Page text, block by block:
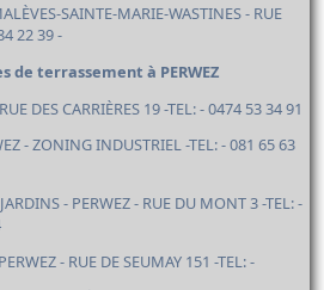
SAINTE-MARIE-WASTINES - RUE
22 39 -
de terrassement à PERWEZ
DES CARRIÈRES 19 -TEL: - 0474 53 34 91
- ZONING INDUSTRIEL -TEL: - 081 65 63
- PERWEZ - RUE DU MONT 3 -TEL: -
- RUE DE SEUMAY 151 -TEL: -